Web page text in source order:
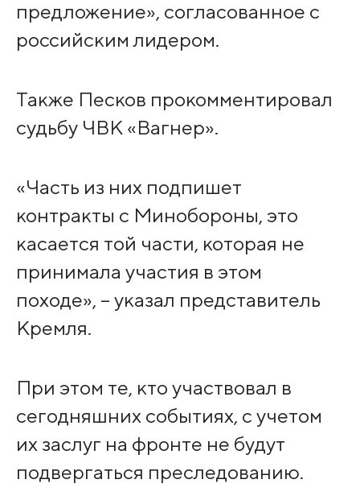
предложение», согласованное с
российским лидером.
Также Песков прокомментировал
судьбу ЧВК «Вагнер».
«Часть из них подпишет
контракты с Минобороны, это
касается той части, которая не
принимала участия в этом
походе», – указал представитель
Кремля.
При этом те, кто участвовал в
сегодняшних событиях, с учетом
их заслуг на фронте не будут
подвергаться преследованию.